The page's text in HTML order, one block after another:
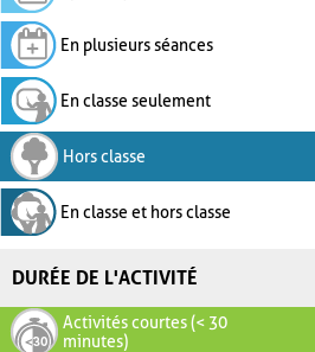
En plusieurs séances
En classe seulement
Hors classe
En classe et hors classe
DURÉE DE L'ACTIVITÉ
Activités courtes (< 30
minutes)